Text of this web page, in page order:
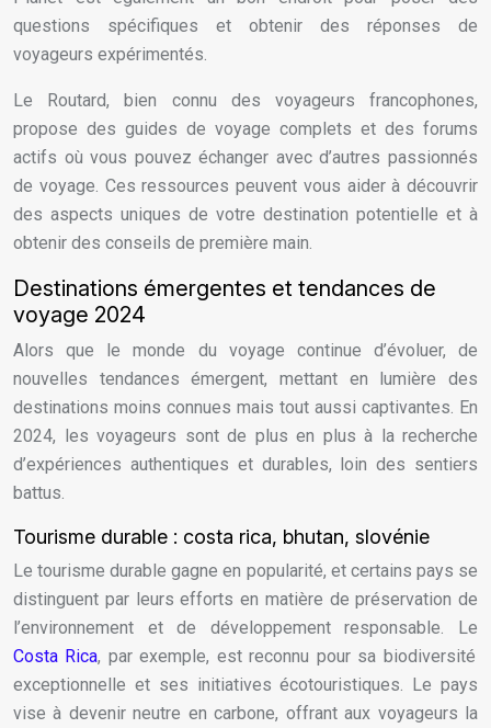
questions spécifiques et obtenir des réponses de
voyageurs expérimentés.
Le Routard, bien connu des voyageurs francophones,
propose des guides de voyage complets et des forums
actifs où vous pouvez échanger avec d’autres passionnés
de voyage. Ces ressources peuvent vous aider à découvrir
des aspects uniques de votre destination potentielle et à
obtenir des conseils de première main.
Destinations émergentes et tendances de
voyage 2024
Alors que le monde du voyage continue d’évoluer, de
nouvelles tendances émergent, mettant en lumière des
destinations moins connues mais tout aussi captivantes. En
2024, les voyageurs sont de plus en plus à la recherche
d’expériences authentiques et durables, loin des sentiers
battus.
Tourisme durable : costa rica, bhutan, slovénie
Le tourisme durable gagne en popularité, et certains pays se
distinguent par leurs efforts en matière de préservation de
l’environnement et de développement responsable. Le
Costa Rica, par exemple, est reconnu pour sa biodiversité
exceptionnelle et ses initiatives écotouristiques. Le pays
vise à devenir neutre en carbone, offrant aux voyageurs la